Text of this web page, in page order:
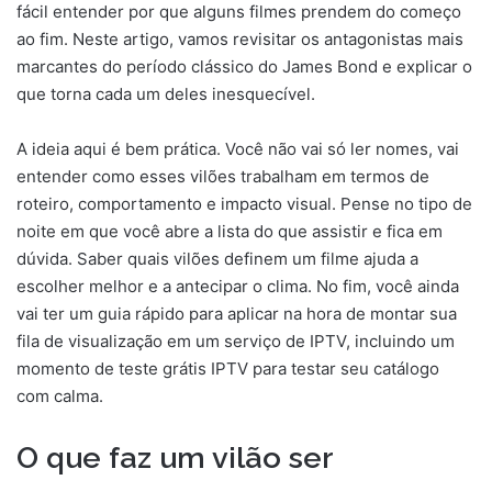
fácil entender por que alguns filmes prendem do começo
ao fim. Neste artigo, vamos revisitar os antagonistas mais
marcantes do período clássico do James Bond e explicar o
que torna cada um deles inesquecível.
A ideia aqui é bem prática. Você não vai só ler nomes, vai
entender como esses vilões trabalham em termos de
roteiro, comportamento e impacto visual. Pense no tipo de
noite em que você abre a lista do que assistir e fica em
dúvida. Saber quais vilões definem um filme ajuda a
escolher melhor e a antecipar o clima. No fim, você ainda
vai ter um guia rápido para aplicar na hora de montar sua
fila de visualização em um serviço de IPTV, incluindo um
momento de teste grátis IPTV para testar seu catálogo
com calma.
O que faz um vilão ser